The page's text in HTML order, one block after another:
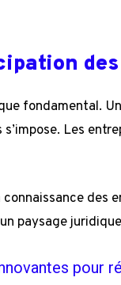
fondamental.
Les
des
paysage
pour